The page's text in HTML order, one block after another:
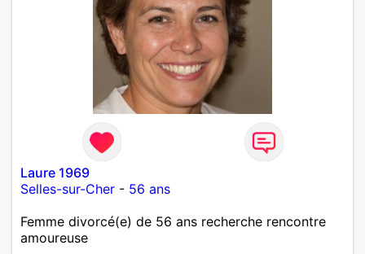
Laure 1969
Selles-sur-Cher - 56 ans
Femme divorcé(e) de 56 ans recherche rencontre
amoureuse